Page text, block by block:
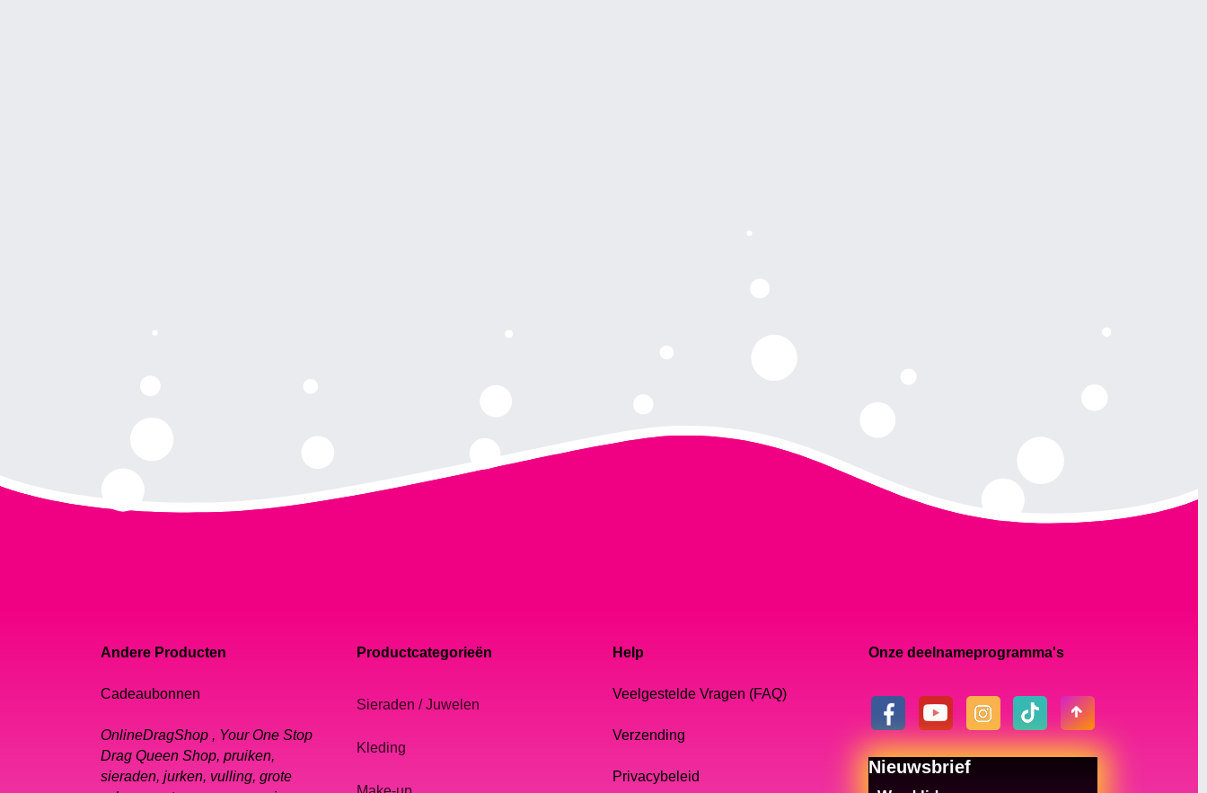
Andere Producten
Cadeaubonnen
OnlineDragShop , Your One Stop
Drag Queen Shop, pruiken,
sieraden, jurken, vulling, grote
Productcategorieën
Sieraden / Juwelen
Kleding
Help
Veelgestelde Vragen (FAQ)
Verzending
Privacybeleid
Onze deelnameprogramma's
Nieuwsbrief